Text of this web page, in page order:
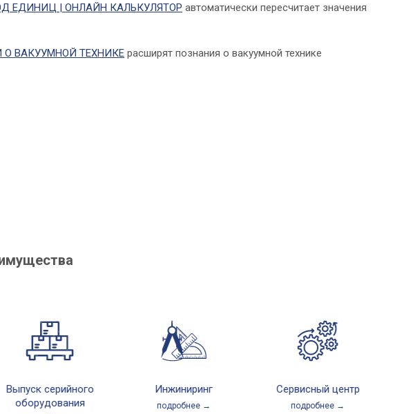
ЕДИНИЦ | ОНЛАЙН КАЛЬКУЛЯТОР автоматически пересчитает значения
О ВАКУУМНОЙ ТЕХНИКЕ расширят познания о вакуумной технике
серийного
оборудования
Инжиниринг
подробнее →
Сервисный центр
подробнее →